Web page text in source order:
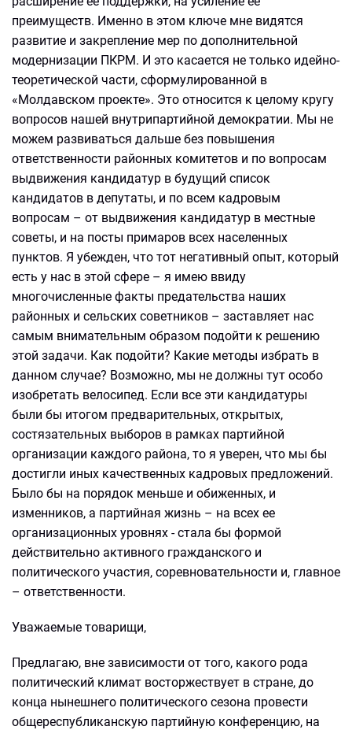
преимуществ. Именно в этом ключе мне видятся
развитие и закрепление мер по дополнительной
модернизации ПКРМ. И это касается не только идейно-
теоретической части, сформулированной в
«Молдавском проекте». Это относится к целому кругу
вопросов нашей внутрипартийной демократии. Мы не
можем развиваться дальше без повышения
ответственности районных комитетов и по вопросам
выдвижения кандидатур в будущий список
кандидатов в депутаты, и по всем кадровым
вопросам – от выдвижения кандидатур в местные
советы, и на посты примаров всех населенных
пунктов. Я убежден, что тот негативный опыт, который
есть у нас в этой сфере – я имею ввиду
многочисленные факты предательства наших
районных и сельских советников – заставляет нас
самым внимательным образом подойти к решению
этой задачи. Как подойти? Какие методы избрать в
данном случае? Возможно, мы не должны тут особо
изобретать велосипед. Если все эти кандидатуры
были бы итогом предварительных, открытых,
состязательных выборов в рамках партийной
организации каждого района, то я уверен, что мы бы
достигли иных качественных кадровых предложений.
Было бы на порядок меньше и обиженных, и
изменников, а партийная жизнь – на всех ее
организационных уровнях - стала бы формой
действительно активного гражданского и
политического участия, соревновательности и, главное
– ответственности.
Уважаемые товарищи,
Предлагаю, вне зависимости от того, какого рода
политический климат восторжествует в стране, до
конца нынешнего политического сезона провести
общереспубликанскую партийную конференцию, на